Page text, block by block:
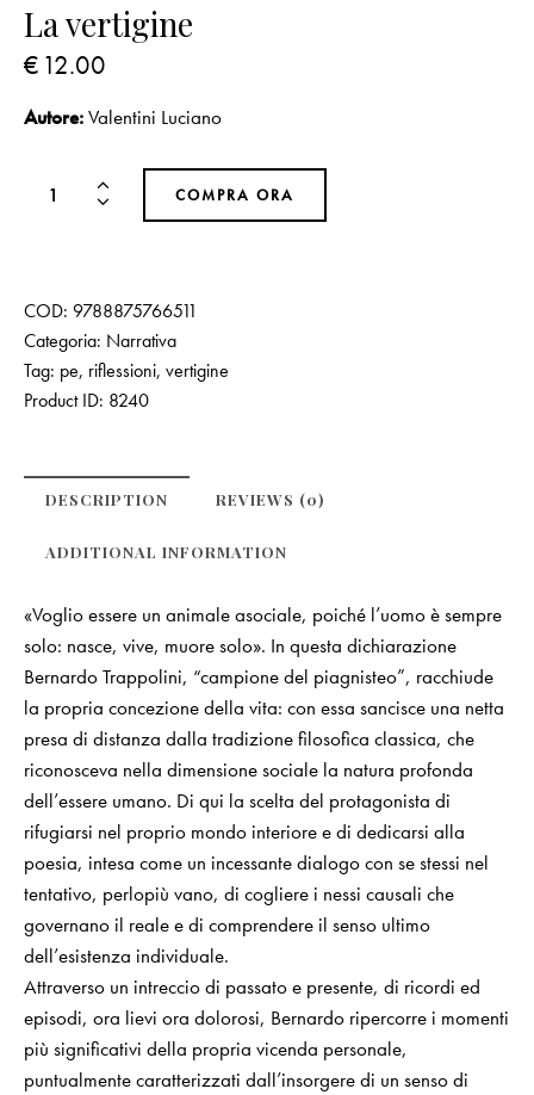
La vertigine
€ 12.00
Autore:Valentini Luciano
COMPRA ORA
COD: 9788875766511
Categoria: Narrativa
Tag: pe, riflessioni, vertigine
Product ID: 8240
DESCRIPTION REVIEWS (0)
ADDITIONAL INFORMATION
«Voglio essere un animale asociale, poiché l’uomo è sempre
solo: nasce, vive, muore solo». In questa dichiarazione
Bernardo Trappolini, “campione del piagnisteo”, racchiude
la propria concezione della vita: con essa sancisce una netta
presa di distanza dalla tradizione filosofica classica, che
riconosceva nella dimensione sociale la natura profonda
dell’essere umano. Di qui la scelta del protagonista di
rifugiarsi nel proprio mondo interiore e di dedicarsi alla
poesia, intesa come un incessante dialogo con se stessi nel
tentativo, perlopiù vano, di cogliere i nessi causali che
governano il reale e di comprendere il senso ultimo
dell’esistenza individuale.
Attraverso un intreccio di passato e presente, di ricordi ed
episodi, ora lievi ora dolorosi, Bernardo ripercorre i momenti
più significativi della propria vicenda personale,
puntualmente caratterizzati dall’insorgere di un senso di